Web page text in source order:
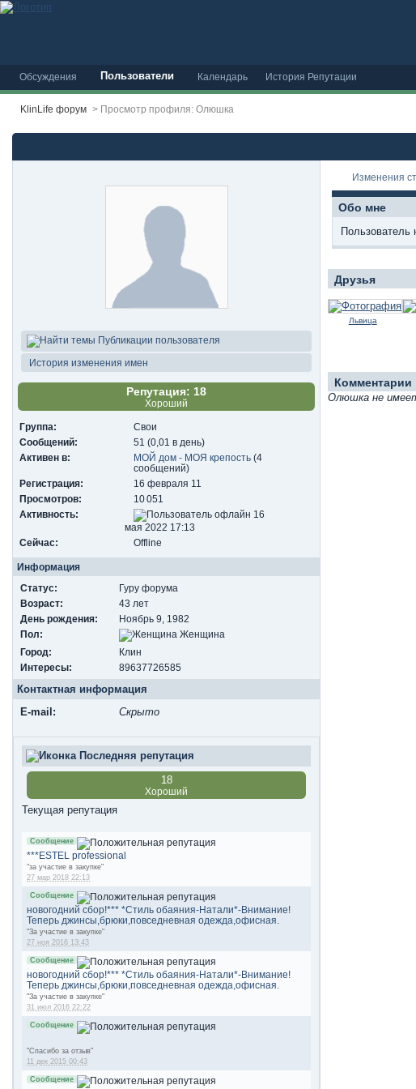
Обсуждения Пользователи Календарь История Репутации
KlinLife форум > Просмотр профиля: Олюшка
Публикации пользователя
История изменения имен
Репутация: 18
Хороший
Группа:
Свои
Сообщений:
51 (0,01 в день)
Активен в:
МОЙ дом - МОЯ крепость (4
сообщений)
Регистрация:
16 февраля 11
Просмотров:
10 051
Активность:
16
мая 2022 17:13
Сейчас:
Offline
Информация
Статус:
Гуру форума
Возраст:
43 лет
День рождения:
Ноябрь 9, 1982
Пол:
Женщина
Город:
Клин
Интересы:
89637726585
Контактная информация
E-mail:
Скрыто
Последняя репутация
18
Хороший
Текущая репутация
Сообщение
***ESTEL professional
"за участие в закупке"
27 мар 2018 22:13
Сообщение
новогодний сбор!*** *Стиль обаяния-Натали*-Внимание!
Теперь джинсы,брюки,повседневная одежда,офисная.
"За участие в закупке"
27 ноя 2016 13:43
Сообщение
новогодний сбор!*** *Стиль обаяния-Натали*-Внимание!
Теперь джинсы,брюки,повседневная одежда,офисная.
"За участие в закупке"
31 июл 2016 22:22
Сообщение
"Спасибо за отзыв"
11 дек 2015 00:43
Сообщение
Изменения
Обо мне
Друзья
Львица
Комментарии
Олюшка не